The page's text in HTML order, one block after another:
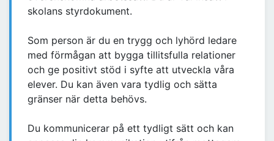
skolans styrdokument.
Som person är du en trygg och lyhörd ledare
med förmågan att bygga tillitsfulla relationer
och ge positivt stöd i syfte att utveckla våra
elever. Du kan även vara tydlig och sätta
gränser när detta behövs.
Du kommunicerar på ett tydligt sätt och kan